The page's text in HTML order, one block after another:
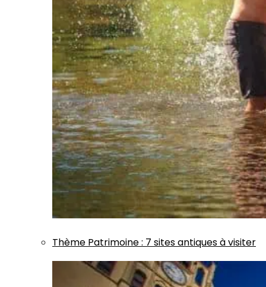
Thème Patrimoine: 7 sites antiques à visiter